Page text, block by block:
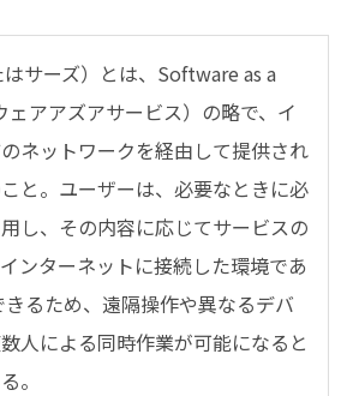
はサーズ）とは、Software as a
アアズアサービス）の略で、イ
ネットワークを経由して提供され
と。ユーザーは、必要なときに必
し、その内容に応じてサービスの
ンターネットに接続した環境であ
きるため、遠隔操作や異なるデバ
人による同時作業が可能になると
。